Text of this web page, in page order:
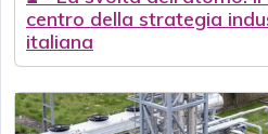
centro della strategia
italiana